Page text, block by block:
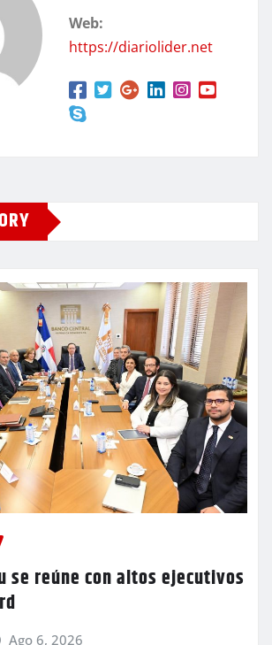
Web:
https://diariolider.net
se reúne con altos ejecutivos
Ago 6, 2026